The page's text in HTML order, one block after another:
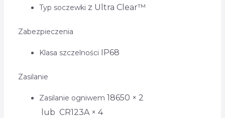
Typ soczewki z Ultra Clear™
Zabezpieczenia
Klasa szczelności IP68
Zasilanie
Zasilanie ogniwem 18650 × 2
lub CR123A × 4